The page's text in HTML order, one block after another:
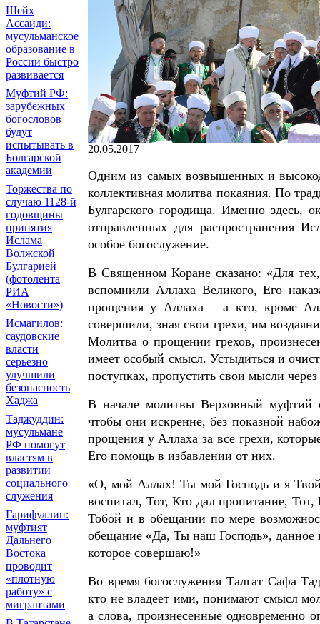
Шейх
Ассаиди:
мусульманское
образование в
России быстро
развивается
Муфтий РФ:
зарубежных
богословов
будут
испытывать в
Болгарской
академии
Торжества по
случаю 1128-й
годовщины
принятия
Ислама
Волжской
Булгарией
(фотолента
РИА
«Новости»)
Исмагилов:
саудовские
власти
серьезно
улучшили
безопасность
Хаджа
Таджуддин:
мусульмане
РФ помогут
властям в
развитии
социального
служения
Гарифуллин:
муфтият
Дальнего
Востока
проводит
«плотную
работу» с
мигрантами
20.05.2017
Одним из самых возвышенных и
коллективная молитва покаяния. По
Булгарского городища. Именно здесь,
отправленных для распространения
особое богослужение.
В Священном Коране сказано: «Для
вспомнили Аллаха Великого, Его
прощения у Аллаха – а кто, кроме
совершили, зная свои грехи, им
Молитва о прощении грехов,
имеет особый смысл. Устыдиться и
поступках, пропустить свои мысли
В начале молитвы Верховный муфтий
чтобы они искренне, без показной
прощения у Аллаха за все грехи,
Его помощь в избавлении от них.
«О, мой Аллах! Ты мой Господь и я
воспитал, Тот, Кто дал пропитание,
Тобой и в обещании по мере
обещание «Да, Ты наш Господь»,
которое совершаю!»
Во время богослужения Талгат Сафа
кто не владеет ими, понимают смысл
а слова, произнесенные одновременно